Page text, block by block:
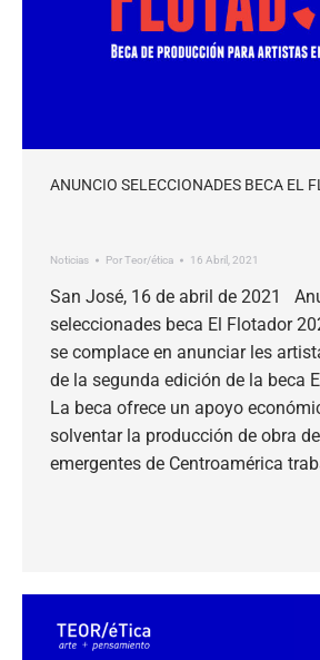
ANUNCIO SELECCIONADES BECA EL
Noticias PorTeor/ética 16 Abril, 2021
San José, 16 de abril de 2021
seleccionades beca El Flotador
se complace en anunciar les
de la segunda edición de la beca
La beca ofrece un apoyo
solventar la producción de obra
emergentes de Centroamérica